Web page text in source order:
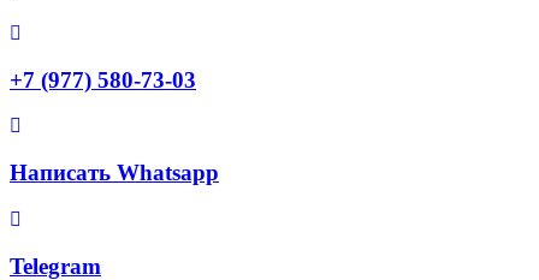
+7 (977) 580-73-03
Написать Whatsapp
Telegram